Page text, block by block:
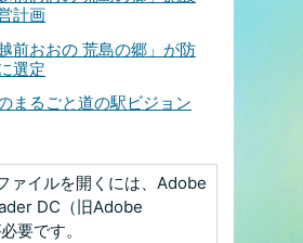
計画
前おおの 荒島の郷」が防
選定
まるごと道の駅ビジョン
ァイルを開くには、Adobe
DC（旧Adobe
要です。